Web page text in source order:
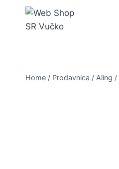
content
Home / Prodavnica / Aling /